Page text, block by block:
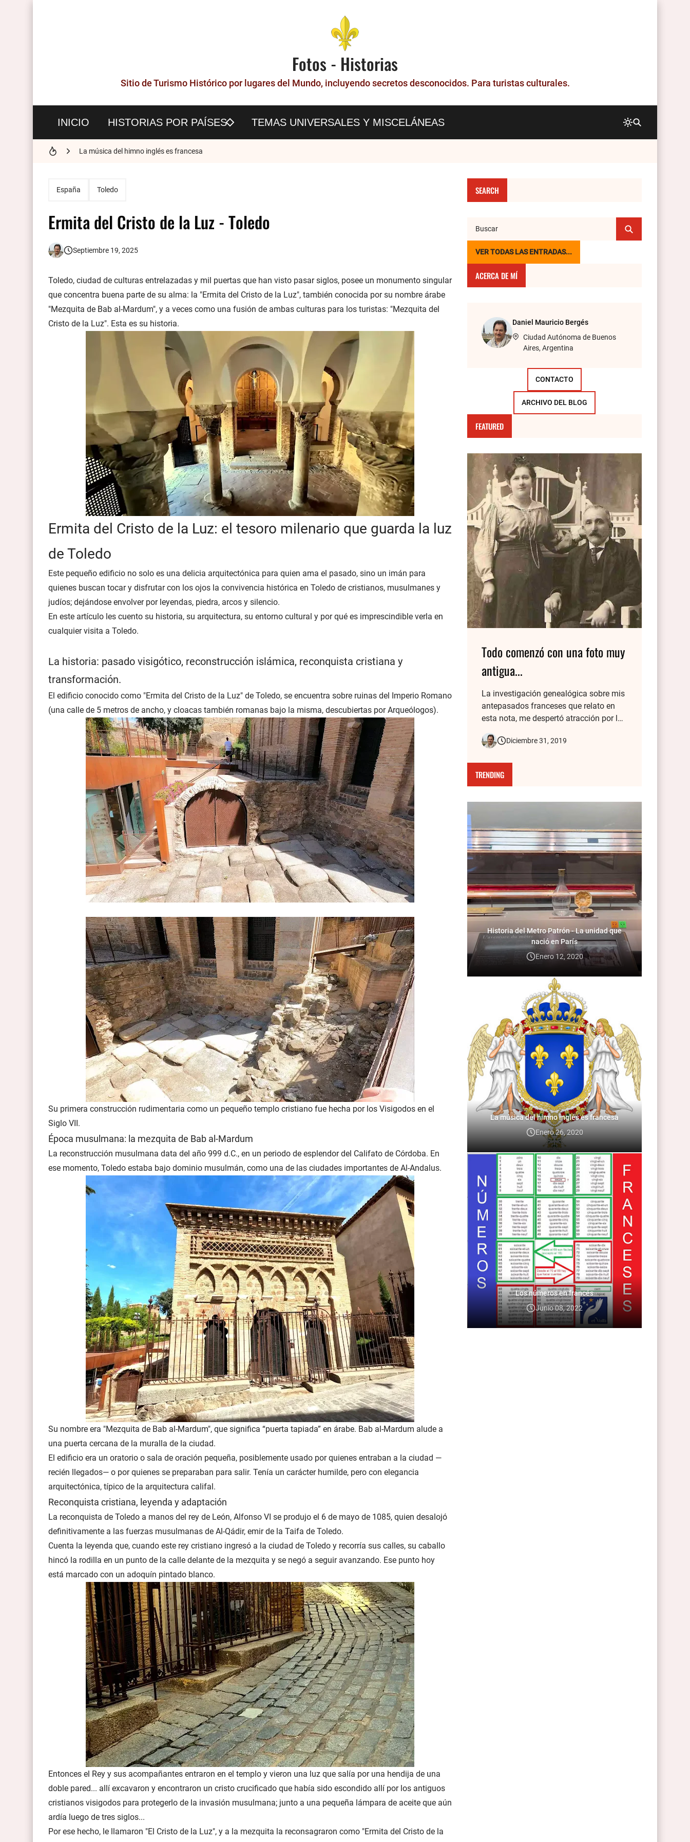
Fotos - Historias
Sitio de Turismo Histórico por lugares del Mundo, incluyendo secretos desconocidos. Para turistas culturales.
INICIO HISTORIAS POR PAÍSES TEMAS UNIVERSALES Y MISCELÁNEAS
Historia del Metro Patrón - La unidad que nació en París
La música del himno inglés es francesa
Historia de Nimes - La Roma francesa
Las Gárgolas y Quimeras de la Catedral de Notre-Dame
España Toledo
Ermita del Cristo de la Luz - Toledo
Septiembre 19, 2025
Toledo, ciudad de culturas entrelazadas y mil puertas que han visto pasar siglos, posee un monumento singular
que concentra buena parte de su alma: la "Ermita del Cristo de la Luz", también conocida por su nombre árabe
"Mezquita de Bab al-Mardum", y a veces como una fusión de ambas culturas para los turistas: "Mezquita del
Cristo de la Luz". Esta es su historia.
Ermita del Cristo de la Luz: el tesoro milenario que guarda la luz
de Toledo
Este pequeño edificio no solo es una delicia arquitectónica para quien ama el pasado, sino un imán para
quienes buscan tocar y disfrutar con los ojos la convivencia histórica en Toledo de cristianos, musulmanes y
judíos; dejándose envolver por leyendas, piedra, arcos y silencio.
En este artículo les cuento su historia, su arquitectura, su entorno cultural y por qué es imprescindible verla en
cualquier visita a Toledo.
La historia: pasado visigótico, reconstrucción islámica, reconquista cristiana y
transformación.
El edificio conocido como "Ermita del Cristo de la Luz" de Toledo, se encuentra sobre ruinas del Imperio Romano
(una calle de 5 metros de ancho, y cloacas también romanas bajo la misma, descubiertas por Arqueólogos).
Su primera construcción rudimentaria como un pequeño templo cristiano fue hecha por los Visigodos en el
Siglo VII.
Época musulmana: la mezquita de Bab al-Mardum
La reconstrucción musulmana data del año 999 d.C., en un periodo de esplendor del Califato de Córdoba. En
ese momento, Toledo estaba bajo dominio musulmán, como una de las ciudades importantes de Al-Andalus.
Su nombre era "Mezquita de Bab al-Mardum", que significa “puerta tapiada” en árabe. Bab al-Mardum alude a
una puerta cercana de la muralla de la ciudad.
El edificio era un oratorio o sala de oración pequeña, posiblemente usado por quienes entraban a la ciudad —
recién llegados— o por quienes se preparaban para salir. Tenía un carácter humilde, pero con elegancia
arquitectónica, típico de la arquitectura califal.
Reconquista cristiana, leyenda y adaptación
La reconquista de Toledo a manos del rey de León, Alfonso VI se produjo el 6 de mayo de 1085, quien desalojó
definitivamente a las fuerzas musulmanas de Al-Qádir, emir de la Taifa de Toledo.
Cuenta la leyenda que, cuando este rey cristiano ingresó a la ciudad de Toledo y recorría sus calles, su caballo
hincó la rodilla en un punto de la calle delante de la mezquita y se negó a seguir avanzando. Ese punto hoy
está marcado con un adoquín pintado blanco.
Entonces el Rey y sus acompañantes entraron en el templo y vieron una luz que salía por una hendija de una
doble pared... allí excavaron y encontraron un cristo crucificado que había sido escondido allí por los antiguos
cristianos visigodos para protegerlo de la invasión musulmana; junto a una pequeña lámpara de aceite que aún
ardía luego de tres siglos...
Por ese hecho, le llamaron "El Cristo de la Luz", y a la mezquita la reconsagraron como "Ermita del Cristo de la
SEARCH
VER TODAS LAS ENTRADAS...
ACERCA DE MÍ
Daniel Mauricio Bergés
Ciudad Autónoma de Buenos
Aires, Argentina
CONTACTO
ARCHIVO DEL BLOG
FEATURED
Todo comenzó con una foto muy
antigua...
La investigación genealógica sobre mis
antepasados franceses que relato en
esta nota, me despertó atracción por la
Historia de cada lugar del Mundo que
visito. Todas las fotos de mis viajes
vieja foto de mis bisabuelos fr…
Diciembre 31, 2019
TRENDING
Historia del Metro Patrón - La unidad que
nació en París
Enero 12, 2020
La música del himno inglés es francesa
Enero 26, 2020
Los números en francés
Junio 08, 2022